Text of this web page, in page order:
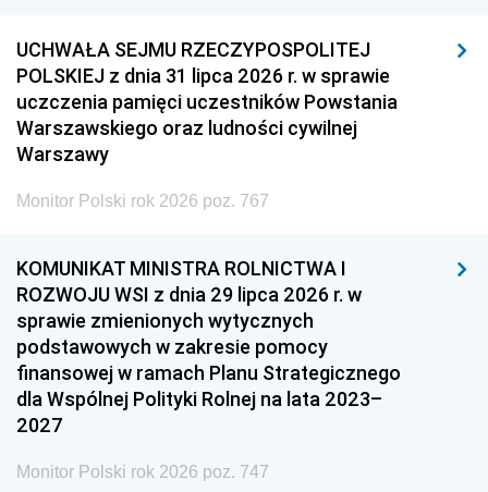
UCHWAŁA SEJMU RZECZYPOSPOLITEJ
POLSKIEJ z dnia 31 lipca 2026 r. w sprawie
uczczenia pamięci uczestników Powstania
Warszawskiego oraz ludności cywilnej
Warszawy
Monitor Polski rok 2026 poz. 767
KOMUNIKAT MINISTRA ROLNICTWA I
ROZWOJU WSI z dnia 29 lipca 2026 r. w
sprawie zmienionych wytycznych
podstawowych w zakresie pomocy
finansowej w ramach Planu Strategicznego
dla Wspólnej Polityki Rolnej na lata 2023–
2027
Monitor Polski rok 2026 poz. 747